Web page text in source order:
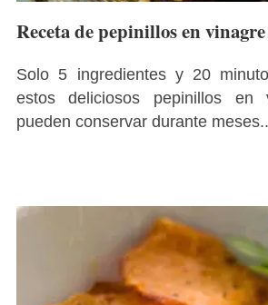
Receta de pepinillos en vinagre
Solo 5 ingredientes y 20
estos deliciosos pepinillos en
pueden conservar durante